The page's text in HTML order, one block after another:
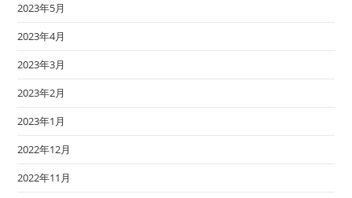
2023年5月
2023年4月
2023年3月
2023年2月
2023年1月
2022年12月
2022年11月